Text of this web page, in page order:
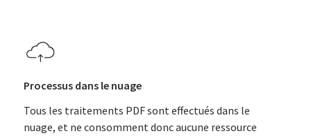
Processus dans le nuage
Tous les traitements PDF sont effectués dans le
nuage, et ne consomment donc aucune ressource